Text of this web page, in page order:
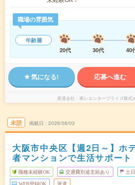
職場の雰囲気
年齢層
20代
30代 40
気になる! 応募へ進む
派遣会社 東レエンタープライズ株
未読 掲載日 2026/08/03
大阪市中央区【週2日～】ホ
者マンションで生活サポート
職種未経験OK 交通費別途支給あり 土
WEB登録OK 派遣